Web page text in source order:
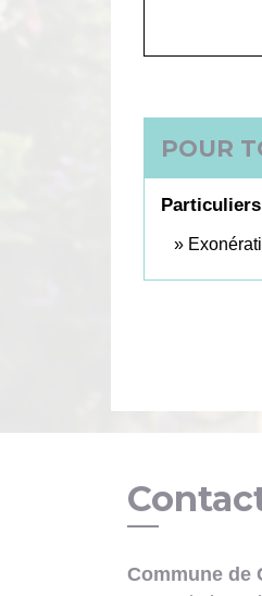
POUR
Particuliers
Commune de